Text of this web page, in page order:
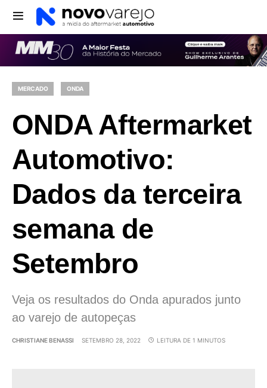
MERCADO ONDA
ONDA Aftermarket
Automotivo:
Dados da terceira
semana de
Setembro
Veja os resultados do Onda apurados junto
ao varejo de autopeças
CHRISTIANE BENASSI SETEMBRO 28, 2022 LEITURA DE 1 MINUTOS